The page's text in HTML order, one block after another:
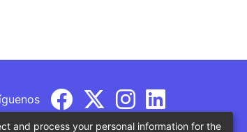
and process your personal information for the